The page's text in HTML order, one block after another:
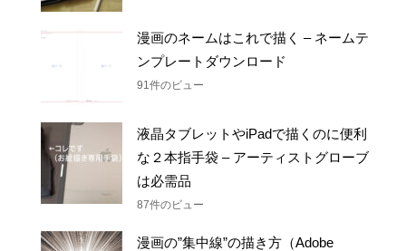
漫画のネームはこれで描く – ネームテ
ンプレートダウンロード
91件のビュー
液晶タブレットやiPadで描くのに便利
な２本指手袋 – アーティストグローブ
は必需品
87件のビュー
漫画の”集中線”の描き方（Adobe